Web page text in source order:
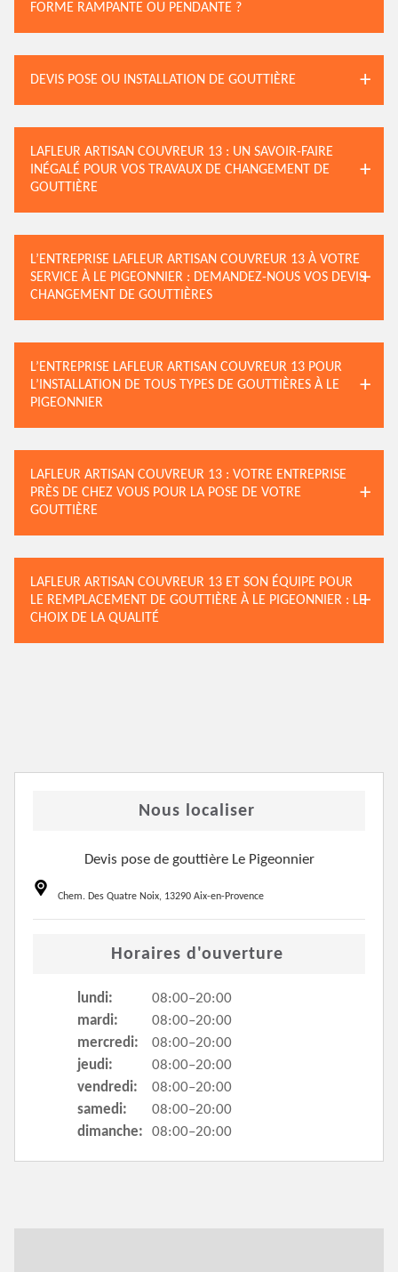
FORME RAMPANTE OU PENDANTE ?
DEVIS POSE OU INSTALLATION DE GOUTTIÈRE
LAFLEUR ARTISAN COUVREUR 13 : UN SAVOIR-FAIRE
INÉGALÉ POUR VOS TRAVAUX DE CHANGEMENT DE
GOUTTIÈRE
L’ENTREPRISE LAFLEUR ARTISAN COUVREUR 13 À VOTRE
SERVICE À LE PIGEONNIER : DEMANDEZ-NOUS VOS DEVIS
CHANGEMENT DE GOUTTIÈRES
L’ENTREPRISE LAFLEUR ARTISAN COUVREUR 13 POUR
L’INSTALLATION DE TOUS TYPES DE GOUTTIÈRES À LE
PIGEONNIER
LAFLEUR ARTISAN COUVREUR 13 : VOTRE ENTREPRISE
PRÈS DE CHEZ VOUS POUR LA POSE DE VOTRE
GOUTTIÈRE
LAFLEUR ARTISAN COUVREUR 13 ET SON ÉQUIPE POUR
LE REMPLACEMENT DE GOUTTIÈRE À LE PIGEONNIER : LE
CHOIX DE LA QUALITÉ
Nous localiser
Devis pose de gouttière Le Pigeonnier
Chem. Des Quatre Noix, 13290 Aix-en-Provence
Horaires d'ouverture
lundi:
08:00–20:00
mardi:
08:00–20:00
mercredi:
08:00–20:00
jeudi:
08:00–20:00
vendredi:
08:00–20:00
samedi:
08:00–20:00
dimanche:
08:00–20:00